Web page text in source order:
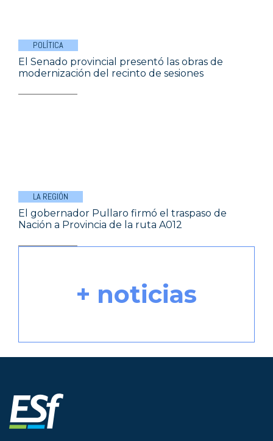
POLÍTICA
El Senado provincial presentó las obras de
modernización del recinto de sesiones
LA REGIÓN
El gobernador Pullaro firmó el traspaso de
Nación a Provincia de la ruta A012
+ noticias